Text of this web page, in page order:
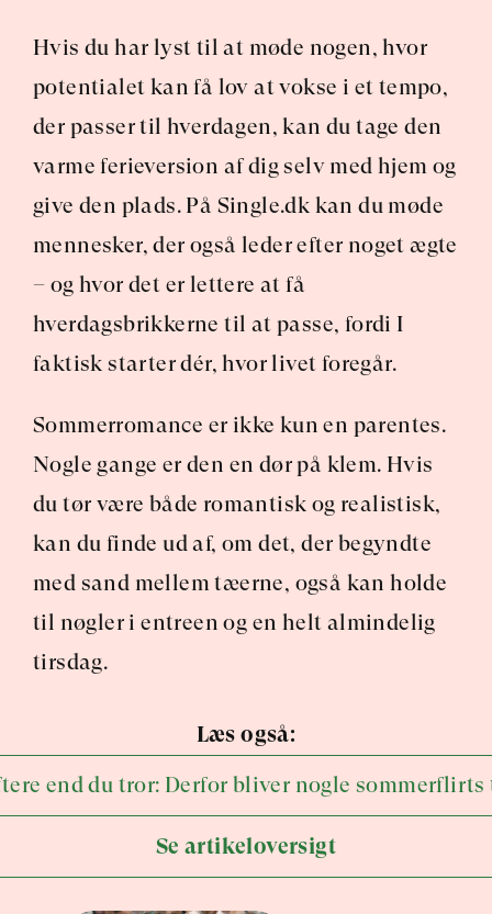
Hvis du har lyst til at møde nogen, hvor
potentialet kan få lov at vokse i et tempo,
der passer til hverdagen, kan du tage den
varme ferieversion af dig selv med hjem og
give den plads. På Single.dk kan du møde
mennesker, der også leder efter noget ægte
– og hvor det er lettere at få
hverdagsbrikkerne til at passe, fordi I
faktisk starter dér, hvor livet foregår.
Sommerromance er ikke kun en parentes.
Nogle gange er den en dør på klem. Hvis
du tør være både romantisk og realistisk,
kan du finde ud af, om det, der begyndte
med sand mellem tæerne, også kan holde
til nøgler i entreen og en helt almindelig
tirsdag.
Læs også:
end du tror: Derfor bliver nogle
Se artikeloversigt